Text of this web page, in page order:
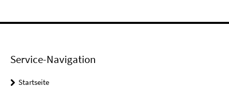
Service-Navigation
Startseite